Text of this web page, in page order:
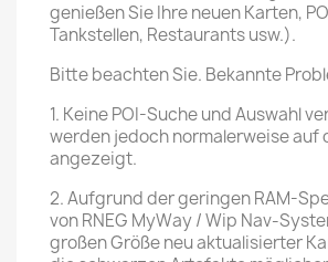
genießen Sie Ihre neuen Karten,
Tankstellen, Restaurants usw.).
Bitte beachten Sie. Bekannte
1. Keine POI-Suche und Auswahl
werden jedoch normalerweise auf
angezeigt.
2. Aufgrund der geringen RAM-
von RNEG MyWay / Wip Nav-
großen Größe neu aktualisierter